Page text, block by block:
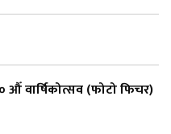
औँ वार्षिकोत्सव (फोटो फिचर)